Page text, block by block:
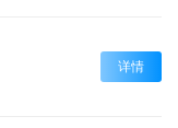
详情